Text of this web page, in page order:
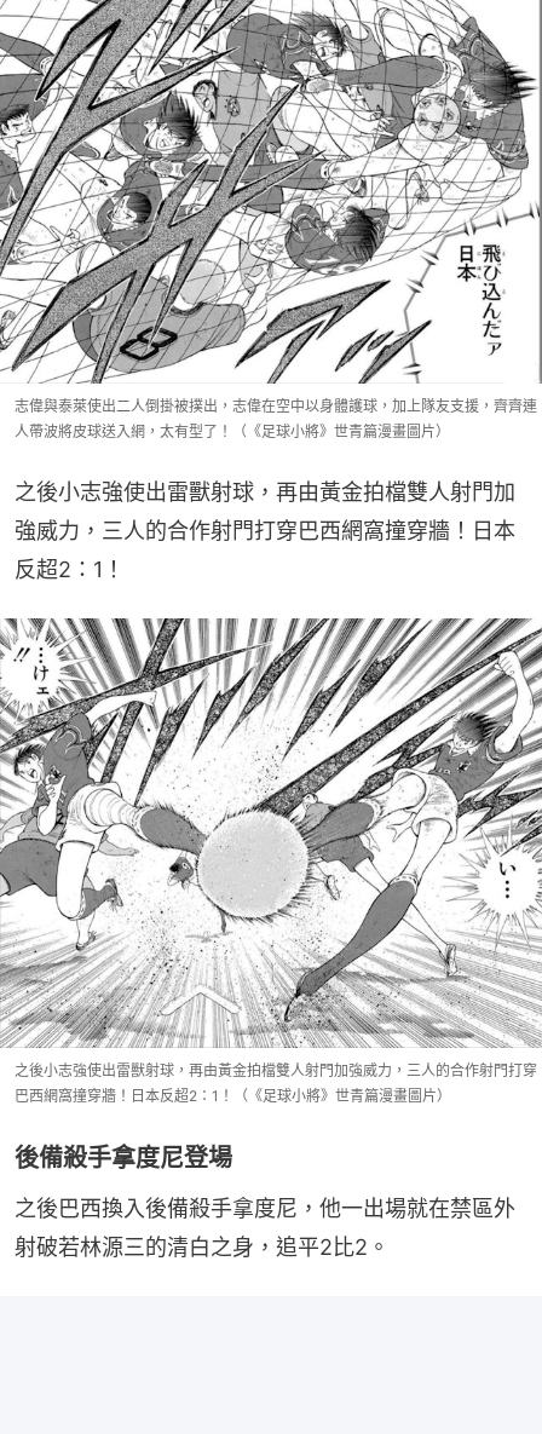
志偉與泰萊使出二人倒掛被撲出，志偉在空中以身體護球，加上隊友支援，齊齊連
人帶波將皮球送入網，太有型了！（《足球小將》世青篇漫畫圖片）
之後小志強使出雷獸射球，再由黃金拍檔雙人射門加
強威力，三人的合作射門打穿巴西網窩撞穿牆！日本
反超2：1！
之後小志強使出雷獸射球，再由黃金拍檔雙人射門加強威力，三人的合作射門打穿
巴西網窩撞穿牆！日本反超2：1！（《足球小將》世青篇漫畫圖片）
後備殺手拿度尼登場
之後巴西換入後備殺手拿度尼，他一出場就在禁區外
射破若林源三的清白之身，追平2比2。